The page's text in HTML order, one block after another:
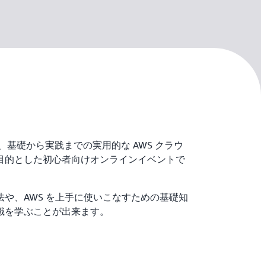
基礎から実践までの実用的な AWS クラウ
的とした初心者向けオンラインイベントで
、AWS を上手に使いこなすための基礎知
学ぶことが出来ます。